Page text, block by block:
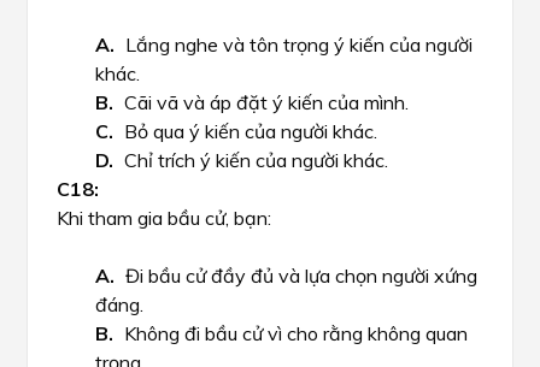
Lắng nghe và tôn trọng ý kiến của người
khác.
Cãi vã và áp đặt ý kiến của mình.
Bỏ qua ý kiến của người khác.
Chỉ trích ý kiến của người khác.
Khi tham gia bầu cử, bạn:
Đi bầu cử đầy đủ và lựa chọn người xứng
đáng.
Không đi bầu cử vì cho rằng không quan
trọng.